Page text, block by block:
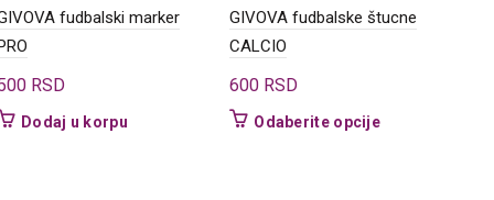
fudbalski marker
RSD
Dodaj u korpu
GIVOVA fudbalske štucne
CALCIO
600 RSD
Odaberite opcijeOvaj